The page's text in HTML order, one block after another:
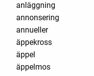
anläggning
annonsering
annueller
äppekross
äppel
äppelmos